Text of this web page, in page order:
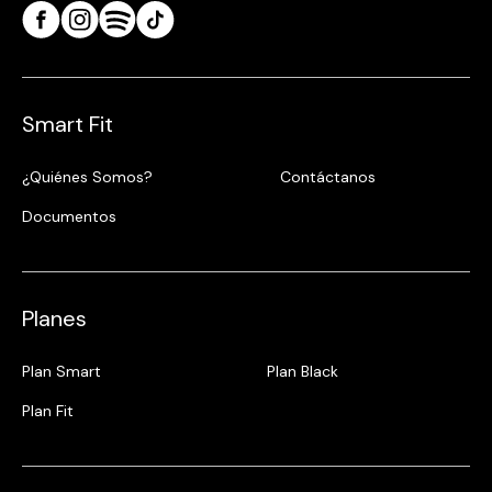
Smart Fit
¿Quiénes Somos?
Contáctanos
Documentos
Planes
Plan Smart
Plan Black
Plan Fit